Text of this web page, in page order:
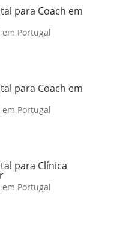
para Coach em
Portugal
para Coach em
Portugal
para Clínica
Portugal